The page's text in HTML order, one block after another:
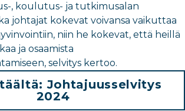
, koulutus- ja tutkimusalan
johtajat kokevat voivansa vaikuttaa
niin he kokevat, että heillä
ja osaamista
selvitys kertoo.
Johtajuusselvitys
2024